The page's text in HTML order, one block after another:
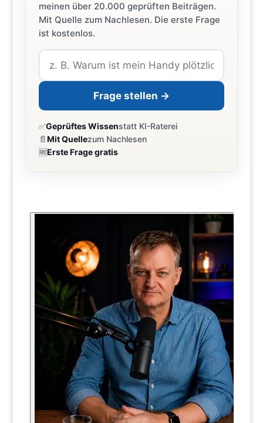
meinen über 20.000 geprüften Beiträgen.
Mit Quelle zum Nachlesen. Die erste Frage
ist kostenlos.
Frage stellen →
✅Geprüftes Wissenstatt KI-Raterei
📄Mit Quellezum Nachlesen
🆓Erste Frage gratis